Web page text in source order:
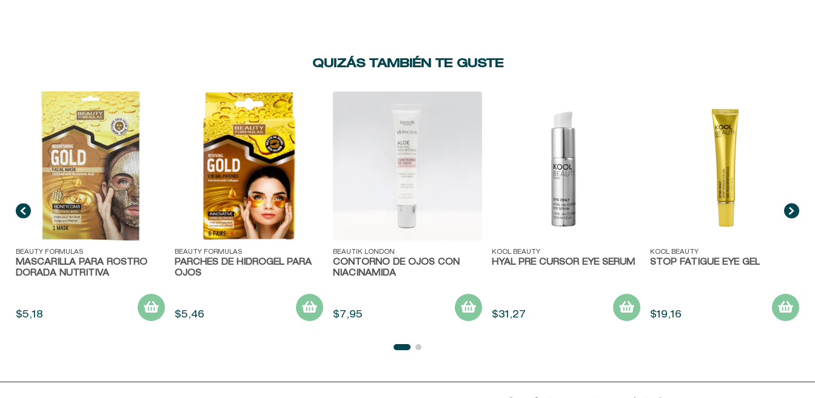
QUIZÁS TAMBIÉN TE GUSTE
Vista rápida
BEAUTY FORMULAS
MASCARILLA PARA ROSTRO
DORADA NUTRITIVA
$5,18
Vista rápida
BEAUTY FORMULAS
PARCHES DE HIDROGEL PARA
OJOS
$5,46
Vista rápida
BEAUTIK LONDON
CONTORNO DE OJOS CON
NIACINAMIDA
$ 7,95
Vista rápida
KOOL BEAUTY
HYAL PRE CURSOR EYE SERUM
$31 ,27
Vista rápida
KOOL BEAUTY
STOP FATIGUE EYE GEL
$19,16